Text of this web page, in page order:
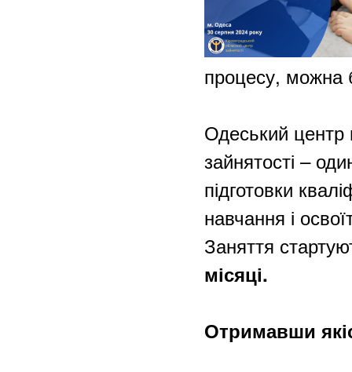
процесу, можна
Одеський центр
зайнятості –
підготовки
навчання і
Заняття
місяці.
Отримавши